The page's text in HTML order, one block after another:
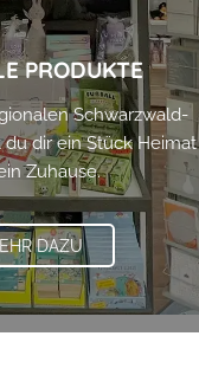
PRODUKTE
Schwarzwald-
dir ein Stück Heimat
Zuhause.
DAZU